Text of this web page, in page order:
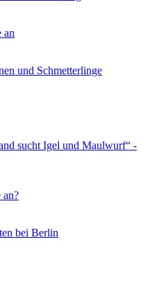
an
und Schmetterlinge
sucht Igel und Maulwurf“ -
an?
bei Berlin